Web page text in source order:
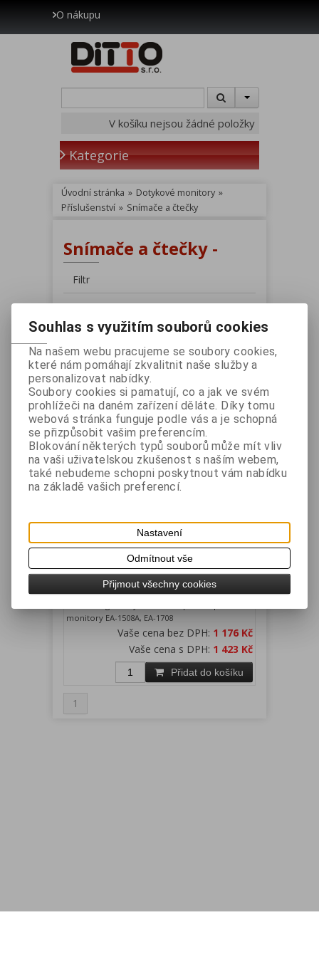
O nákupu
V košíku nejsou žádné položky
Kategorie
Úvodní stránka » Dotykové monitory »
Příslušenství » Snímače a čtečky
Snímače a čtečky -
Filtr
1
Řadit podle: (Ceny)
Čtečka magnetických karet pro EA-
1508A, EA-1708
EUROTOUCH Katalogové číslo:
EA1MSR
Záruka (měsíců):24 Dostupnost:skladem
monitory EA-1508A, EA-1708
Vaše cena bez DPH: 1 176 Kč
Vaše cena s DPH: 1 423 Kč
Přidat do košíku
1
Souhlas s využitím souborů cookies
Na našem webu pracujeme se soubory cookies,
které nám pomáhají zkvalitnit naše služby a
personalizovat nabídky.
Soubory cookies si pamatují, co a jak ve svém
prohlížeči na daném zařízení děláte. Díky tomu
webová stránka funguje podle vás a je schopná
se přizpůsobit vašim preferencím.
Blokování některých typů souborů může mít vliv
na vaši uživatelskou zkušenost s naším webem,
také nebudeme schopni poskytnout vám nabídku
na základě vašich preferencí.
Nastavení
Odmítnout vše
Přijmout všechny cookies